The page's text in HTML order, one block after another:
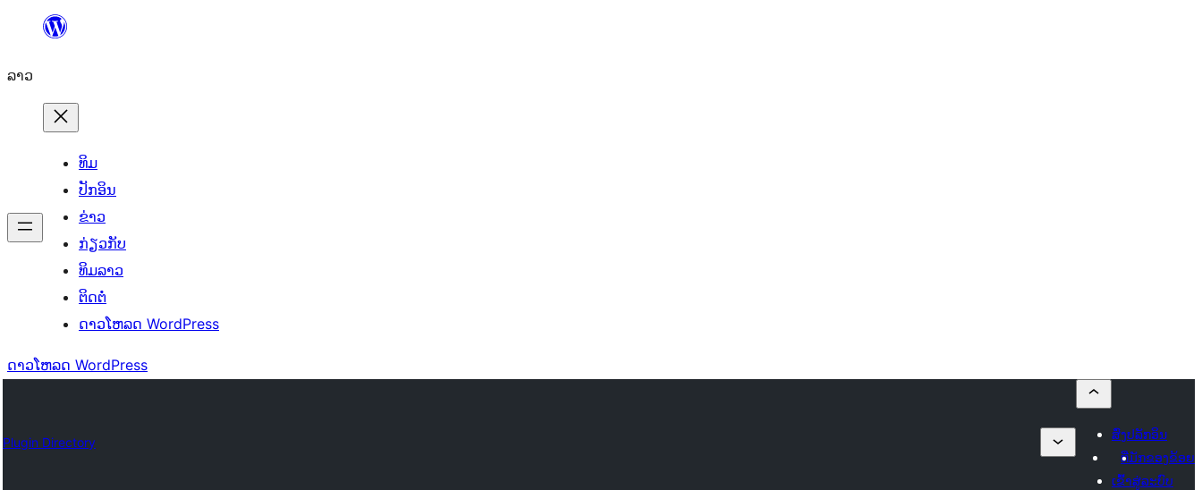
ທີ່
ເນື້ອຫາ
ລາວ
ທິມ
ປັກອິນ
ຂ່າວ
ກ່ຽວກັບ
ທິມລາວ
ຕິດຕໍ່
ດາວໂຫລດ WordPress
ດາວໂຫລດ WordPress
Plugin Directory
ສົ່ງປລັກອິນ
ທີ່ມັກຂອງຂ້ອຍ
ເຂົ້າສູ່ລະບົບ